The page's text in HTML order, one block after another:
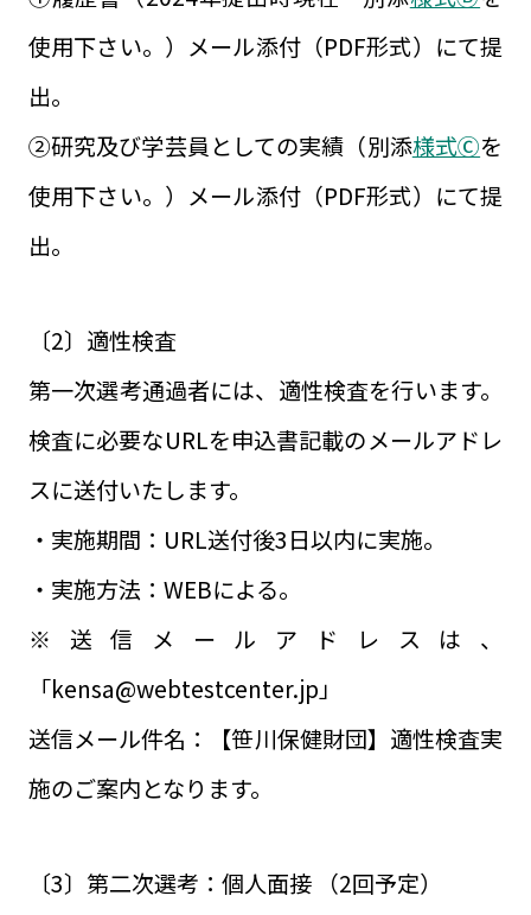
使用下さい。）メール添付（PDF形式）にて提
出。
②研究及び学芸員としての実績（別添様式Ⓒを
使用下さい。）メール添付（PDF形式）にて提
出。
〔2〕適性検査
第一次選考通過者には、適性検査を行います。
検査に必要なURLを申込書記載のメールアドレ
スに送付いたします。
・実施期間：URL送付後3日以内に実施。
・実施方法：WEBによる。
※送信メールアドレスは、
「kensa@webtestcenter.jp」
送信メール件名：【笹川保健財団】適性検査実
施のご案内となります。
〔3〕第二次選考：個人面接 （2回予定）